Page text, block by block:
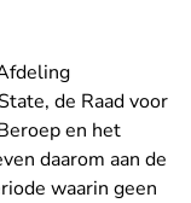
de Raad voor
en het
daarom aan de
waarin geen